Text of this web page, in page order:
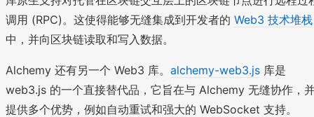
调用 (RPC)。这使得能够无缝集成到开发者的 Web3 技术堆栈
中，并向区块链读取和写入数据。
Alchemy 还有另一个 Web3 库。 alchemy-web3.js 库是
web3.js 的一个直接替代品，它旨在与 Alchemy 无缝协作，
提供多个优势，例如自动重试和强大的 WebSocket 支持。